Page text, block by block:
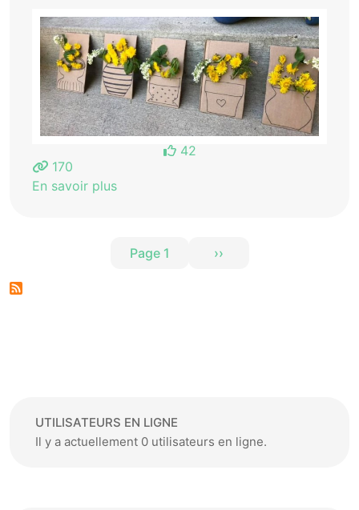
42
170
En savoir plus
Page 1 ››
UTILISATEURS EN LIGNE
Il y a actuellement 0 utilisateurs en ligne.